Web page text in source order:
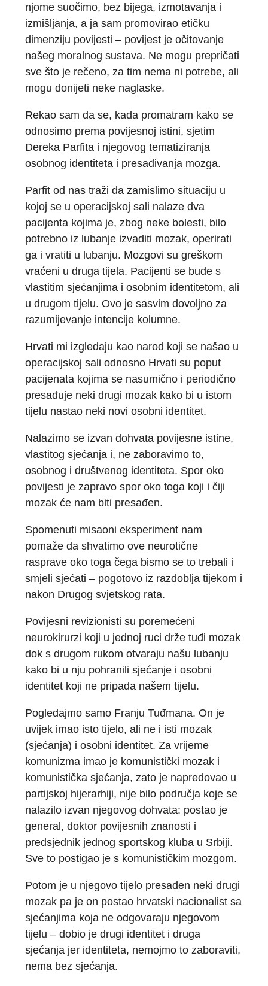
njome suočimo, bez bijega, izmotavanja i
izmišljanja, a ja sam promovirao etičku
dimenziju povijesti – povijest je očitovanje
našeg moralnog sustava. Ne mogu prepričati
sve što je rečeno, za tim nema ni potrebe, ali
mogu donijeti neke naglaske.
Rekao sam da se, kada promatram kako se
odnosimo prema povijesnoj istini, sjetim
Dereka Parfita i njegovog tematiziranja
osobnog identiteta i presađivanja mozga.
Parfit od nas traži da zamislimo situaciju u
kojoj se u operacijskoj sali nalaze dva
pacijenta kojima je, zbog neke bolesti, bilo
potrebno iz lubanje izvaditi mozak, operirati
ga i vratiti u lubanju. Mozgovi su greškom
vraćeni u druga tijela. Pacijenti se bude s
vlastitim sjećanjima i osobnim identitetom, ali
u drugom tijelu. Ovo je sasvim dovoljno za
razumijevanje intencije kolumne.
Hrvati mi izgledaju kao narod koji se našao u
operacijskoj sali odnosno Hrvati su poput
pacijenata kojima se nasumično i periodično
presađuje neki drugi mozak kako bi u istom
tijelu nastao neki novi osobni identitet.
Nalazimo se izvan dohvata povijesne istine,
vlastitog sjećanja i, ne zaboravimo to,
osobnog i društvenog identiteta. Spor oko
povijesti je zapravo spor oko toga koji i čiji
mozak će nam biti presađen.
Spomenuti misaoni eksperiment nam
pomaže da shvatimo ove neurotične
rasprave oko toga čega bismo se to trebali i
smjeli sjećati – pogotovo iz razdoblja tijekom i
nakon Drugog svjetskog rata.
Povijesni revizionisti su poremećeni
neurokirurzi koji u jednoj ruci drže tuđi mozak
dok s drugom rukom otvaraju našu lubanju
kako bi u nju pohranili sjećanje i osobni
identitet koji ne pripada našem tijelu.
Pogledajmo samo Franju Tuđmana. On je
uvijek imao isto tijelo, ali ne i isti mozak
(sjećanja) i osobni identitet. Za vrijeme
komunizma imao je komunistički mozak i
komunistička sjećanja, zato je napredovao u
partijskoj hijerarhiji, nije bilo područja koje se
nalazilo izvan njegovog dohvata: postao je
general, doktor povijesnih znanosti i
predsjednik jednog sportskog kluba u Srbiji.
Sve to postigao je s komunističkim mozgom.
Potom je u njegovo tijelo presađen neki drugi
mozak pa je on postao hrvatski nacionalist sa
sjećanjima koja ne odgovaraju njegovom
tijelu – dobio je drugi identitet i druga
sjećanja jer identiteta, nemojmo to zaboraviti,
nema bez sjećanja.